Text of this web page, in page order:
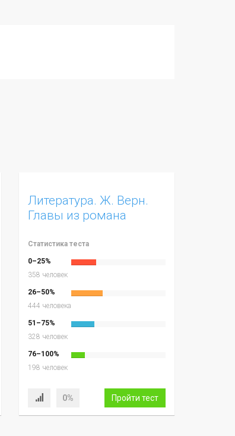
Литература. Ж. Верн.
Главы из романа
остров». 6 класс
Статистика теста
0–25%
358 человек
26–50%
444 человека
51–75%
328 человек
76–100%
198 человек
0% Пройти тест